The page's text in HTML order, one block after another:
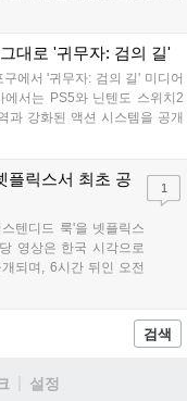
전투의 깊이를 더했다. 개발
캡처를 통해 리얼리티를 극대
신작은 기존 시리즈와 설정은
지 분위기를 충실히 담아내어
재미를 선사할 예정이다....
대로 '귀무자: 검의 길'
에서 '귀무자: 검의 길' 미디어
서는 PS5와 닌텐도 스위치2
과 강화된 액션 시스템을 공개
를 정화하는 과정을 담았으며,
니다....
플릭스서 최초 공
텐디드 룩'을 넷플릭스
영상은 한국 시각으로
되며, 6시간 뒤인 오전
확인할 수 있다. 기존보
어떤 변화를 가져올지
1
검색
설정